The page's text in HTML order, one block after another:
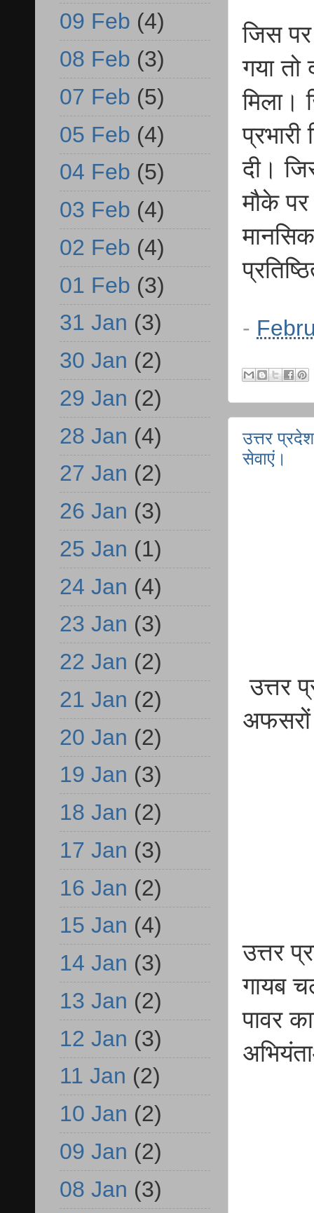
जिस
गया तो
मिला।
दी।
मौके पर
-
उत्तर
सेवाएं।
उत्तर
अफसरों
उत्तर
गायब
पावर
09 Feb (4)
08 Feb (3)
07 Feb (5)
05 Feb (4)
04 Feb (5)
03 Feb (4)
02 Feb (4)
01 Feb (3)
31 Jan (3)
30 Jan (2)
29 Jan (2)
28 Jan (4)
27 Jan (2)
26 Jan (3)
25 Jan (1)
24 Jan (4)
23 Jan (3)
22 Jan (2)
21 Jan (2)
20 Jan (2)
19 Jan (3)
18 Jan (2)
17 Jan (3)
16 Jan (2)
15 Jan (4)
14 Jan (3)
13 Jan (2)
12 Jan (3)
11 Jan (2)
10 Jan (2)
09 Jan (2)
08 Jan (3)